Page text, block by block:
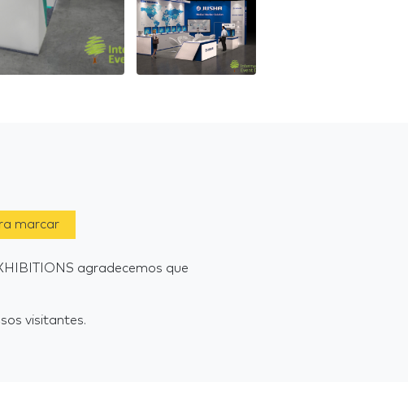
marcar
agradecemos que
visitantes.